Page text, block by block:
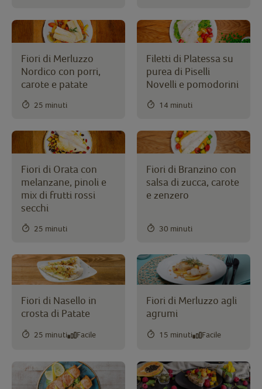
Fiori di Merluzzo
Nordico con porri,
carote e patate
25 minuti
Filetti di Platessa su
purea di Piselli
Novelli e pomodorini
14 minuti
Fiori di Orata con
melanzane, pinoli e
mix di frutti rossi
secchi
25 minuti
Fiori di Branzino con
salsa di zucca, carote
e zenzero
30 minuti
Fiori di Nasello in
crosta di Patate
25 minuti Facile
Fiori di Merluzzo agli
agrumi
15 minuti Facile